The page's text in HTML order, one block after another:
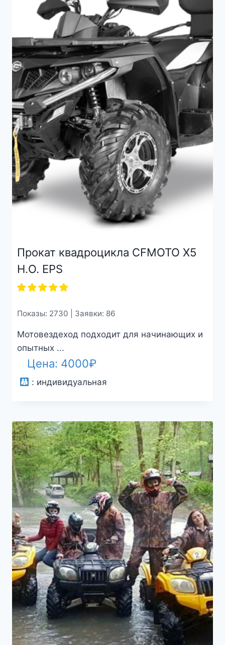
Прокат квадроцикла CFMOTO X5
H.O. EPS
Показы: 2730 | Заявки: 86
Мотовездеход подходит для начинающих и
опытных ...
Цена: 4000₽
: индивидуальная